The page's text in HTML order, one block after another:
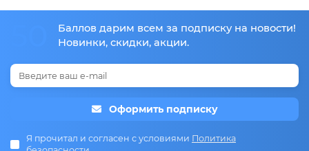
Баллов дарим всем за подписку на новости!
Новинки, скидки, акции.
Оформить подписку
Я прочитал и согласен с условиями Политика